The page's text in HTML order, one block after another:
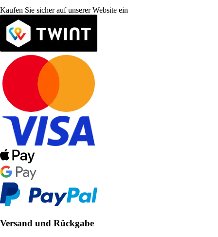
Kaufen Sie sicher auf unserer Website ein
Versand und Rückgabe